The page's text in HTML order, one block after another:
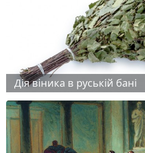
Дія віника в руській бані